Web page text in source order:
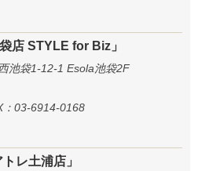
店 STYLE for Biz」
池袋1-12-1 Esola池袋2F
：03-6914-0168
レ土浦店」